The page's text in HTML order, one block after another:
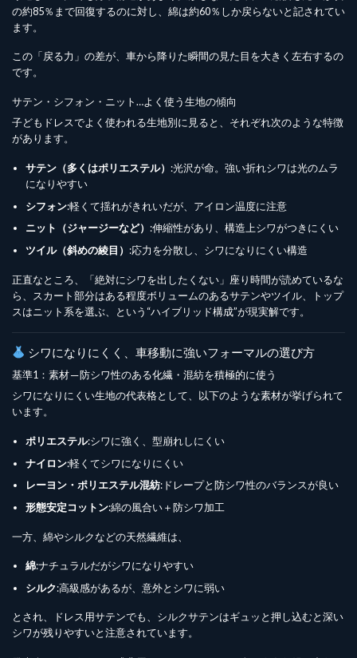
の約85％まで回復するのに対し、綿は約60％しか戻らないと記されてい
ます。
この「戻る力」の差が、車から降りた瞬間の見た目を大きく左右するの
です。
サテン・シフォン・ニット…よく使う生地の傾向
子どもドレスでよく使われる生地別に見ると、それぞれ次のような特徴
があります。
サテン（多くはポリエステル） :光沢が命。強い折れシワは光のムラ
になりやすい
シフォン:軽くて揺れがきれいだが、アイロン温度に注意
ニット（ジャージーなど） :伸縮性があり、構造上シワがつきにくい
ツイル（斜めの綾目） :応力を分散し、シワになりにくい構造
正直なところ、「絶対にシワを出したくない」座り時間が読めているな
ら、スカート部分はある程度ボリュームのあるサテンやツイル、トップ
スはニット系を選ぶ、という“ハイブリッド構成”が現実解です。
シワになりにくく、車移動に強いフォーマルの選び方
基準1：素材 ─ 防シワ性のある化繊・混紡を積極的に使う
シワになりにくい生地の代表格として、以下のような素材が挙げられて
います。
ポリエステル:シワに強く、型崩れしにくい
ナイロン:軽くてシワになりにくい
レーヨン・ポリエステル混紡:ドレープと防シワ性のバランスが良い
形態安定コットン:綿の風合い＋防シワ加工
一方、綿やシルクなどの天然繊維は、
綿:ナチュラルだがシワになりやすい
シルク:高級感があるが、意外とシワに弱い
とされ、ドレス用サテンでも、シルクサテンはギュッと押し込むと深い
シワが残りやすいと注意されています。